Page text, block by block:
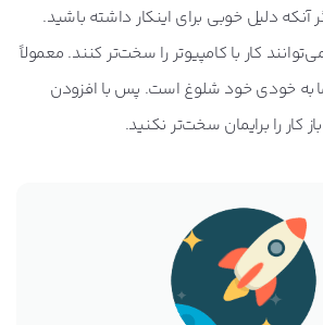
آنکه دلیل خوبی برای اینکار داشته باشید.
کار با کامپیوتر را سخت‌تر کنند. معمولاً
به خودی خود شلوغ است. پس با افزودن
کار را برایمان سخت‌تر نکنید.